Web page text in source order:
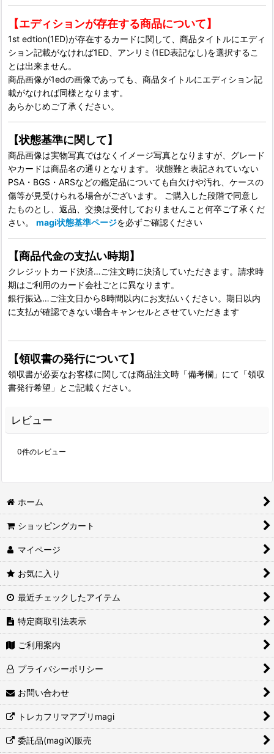
【エディションが存在する商品について】
1st edtion(1ED)が存在するカードに関して、商品タイトルにエディ
ション記載がなければ1ED、アンリミ(1ED表記なし)を選択するこ
とは出来ません。
商品画像が1edの画像であっても、商品タイトルにエディション記
載がなければ同様となります。
あらかじめご了承ください。
【状態基準に関して】
商品画像は実物写真ではなくイメージ写真となりますが、グレード
やカードは商品名の通りとなります。 状態難と表記されていない
PSA・BGS・ARSなどの鑑定品についても白欠けや汚れ、ケースの
傷等が見受けられる場合がございます。 ご購入した段階で同意し
たものとし、返品、交換は受付しておりませんこと何卒ご了承くだ
さい。 magi状態基準ページを必ずご確認ください
【商品代金の支払い時期】
クレジットカード決済…ご注文時に決済していただきます。請求時
期はご利用のカード会社ごとに異なります。
銀行振込…ご注文日から8時間以内にお支払いください。期日以内
に支払が確認できない場合キャンセルとさせていただきます
【領収書の発行について】
領収書が必要なお客様に関しては商品注文時「備考欄」にて「領収
書発行希望」とご記載ください。
レビュー
0件のレビュー
ホーム
ショッピングカート
マイページ
お気に入り
最近チェックしたアイテム
特定商取引法表示
ご利用案内
プライバシーポリシー
お問い合わせ
トレカフリマアプリmagi
委託品(magiX)販売